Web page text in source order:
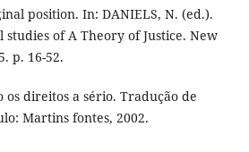
position. In: DANIELS, N. (ed.).
studies of A Theory of Justice. New
p. 16-52.
os direitos a sério. Tradução de
Martins fontes, 2002.